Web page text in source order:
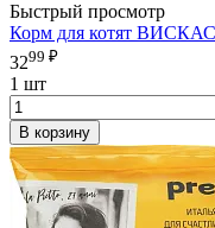
Быстрый просмотр
Корм для котят
3299 ₽
1 шт
В корзину